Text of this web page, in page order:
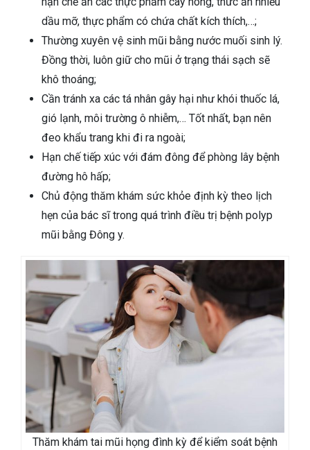
dầu mỡ, thực phẩm có chứa chất kích thích,…;
Thường xuyên vệ sinh mũi bằng nước muối sinh lý.
Đồng thời, luôn giữ cho mũi ở trạng thái sạch sẽ
khô thoáng;
Cần tránh xa các tá nhân gây hại như khói thuốc lá,
gió lạnh, môi trường ô nhiễm,… Tốt nhất, bạn nên
đeo khẩu trang khi đi ra ngoài;
Hạn chế tiếp xúc với đám đông để phòng lây bệnh
đường hô hấp;
Chủ động thăm khám sức khỏe định kỳ theo lịch
hẹn của bác sĩ trong quá trình điều trị bệnh polyp
mũi bằng Đông y.
Thăm khám tai mũi họng đình kỳ để kiểm soát bệnh